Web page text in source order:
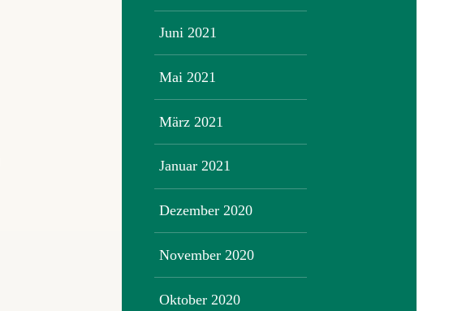
Juni 2021
Mai 2021
März 2021
Januar 2021
Dezember 2020
November 2020
Oktober 2020